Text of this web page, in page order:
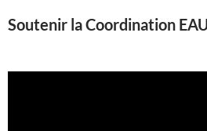
Soutenir la Coordination